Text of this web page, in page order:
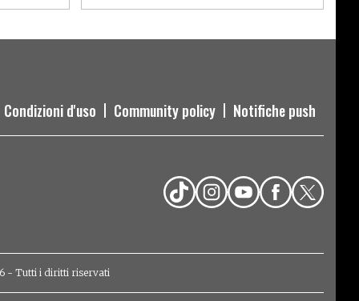
Condizioni d'uso Community policy Notifiche push
- Tutti i diritti riservati